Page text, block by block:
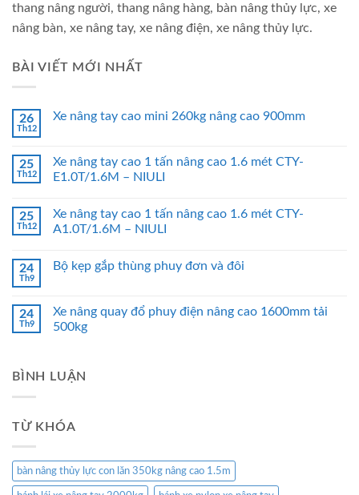
thang nâng người, thang nâng hàng, bàn nâng thủy lực, xe
nâng bàn, xe nâng tay, xe nâng điện, xe nâng thủy lực.
BÀI VIẾT MỚI NHẤT
26
Th12
Xe nâng tay cao mini 260kg nâng cao 900mm
25
Th12
Xe nâng tay cao 1 tấn nâng cao 1.6 mét CTY-
E1.0T/1.6M – NIULI
25
Th12
Xe nâng tay cao 1 tấn nâng cao 1.6 mét CTY-
A1.0T/1.6M – NIULI
24
Th9
Bộ kẹp gắp thùng phuy đơn và đôi
24
Th9
Xe nâng quay đổ phuy điện nâng cao 1600mm tải
500kg
BÌNH LUẬN
TỪ KHÓA
bàn nâng thủy lực con lăn 350kg nâng cao 1.5m